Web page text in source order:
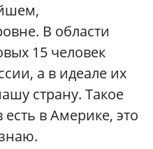
В области
15 человек
а в идеале их
страну. Такое
есть в Америке, это